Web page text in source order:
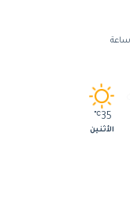
35
℃
الأثنين